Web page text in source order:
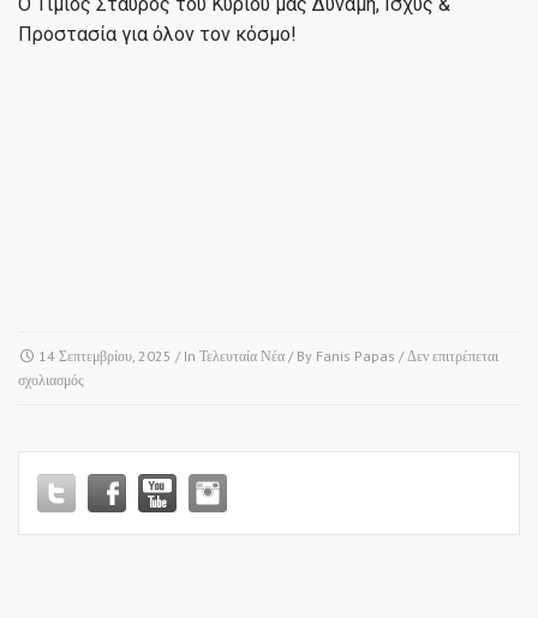
Προστασία για όλον τον κόσμο!
14 Σεπτεμβρίου, 2025 / In Τελευταία Νέα / By Fanis Papas /Δεν επιτρέπεται
σχολιασμόςστο
Δ.ΒΟΛΒΗΣ
“Ι.Ν.
ΤΙΜΙΟΥ